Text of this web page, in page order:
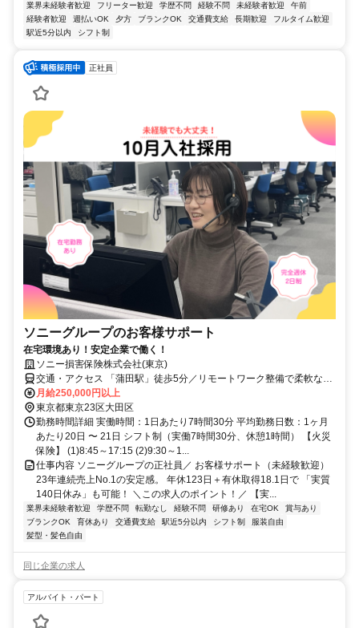
業界未経験者歓迎 フリーター歓迎 学歴不問 経験不問 未経験者歓迎
午前
経験者歓迎
週払いOK 夕方 ブランクOK 交通費支給 長期歓迎
フルタイム歓迎
駅近5分以内
シフト制
正社員
ソニーグループのお客様サポート
在宅環境あり！安定企業で働く！
ソニー損害保険株式会社(東京)
交通・アクセス 「蒲田駅」徒歩5分／リモートワーク整備で柔軟な働
き方にも対応※業務定着の様子や繁忙度により頻度調整あり
月給250,000円以上
東京都東京23区大田区
勤務時間詳細 実働時間：1日あたり7時間30分 平均勤務日数：1ヶ月
あたり20日 〜 21日 シフト制（実働7時間30分、休憩1時間） 【火災
保険】 (1)8:45～17:15 (2)9:30～1...
仕事内容 ソニーグループの正社員／ お客様サポート（未経験歓迎）
23年連続売上No.1の安定感。 年休123日＋有休取得18.1日で 「実質
140日休み」も可能！ ＼この求人のポイント！／ 【実...
業界未経験者歓迎 学歴不問 転勤なし 経験不問 研修あり 在宅OK
賞与あり
ブランクOK
育休あり 交通費支給 駅近5分以内 シフト制
服装自由
髪型・髪色自由
同じ企業の求人
アルバイト・パート